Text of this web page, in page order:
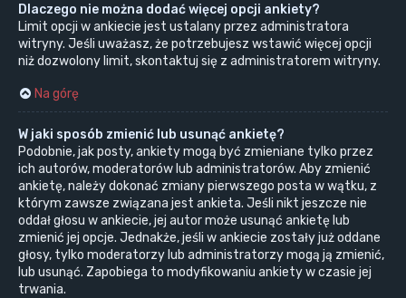
Dlaczego nie można dodać więcej opcji ankiety?
Limit opcji w ankiecie jest ustalany przez administratora
witryny. Jeśli uważasz, że potrzebujesz wstawić więcej opcji
niż dozwolony limit, skontaktuj się z administratorem witryny.
Na górę
W jaki sposób zmienić lub usunąć ankietę?
Podobnie, jak posty, ankiety mogą być zmieniane tylko przez
ich autorów, moderatorów lub administratorów. Aby zmienić
ankietę, należy dokonać zmiany pierwszego posta w wątku, z
którym zawsze związana jest ankieta. Jeśli nikt jeszcze nie
oddał głosu w ankiecie, jej autor może usunąć ankietę lub
zmienić jej opcje. Jednakże, jeśli w ankiecie zostały już oddane
głosy, tylko moderatorzy lub administratorzy mogą ją zmienić,
lub usunąć. Zapobiega to modyfikowaniu ankiety w czasie jej
trwania.